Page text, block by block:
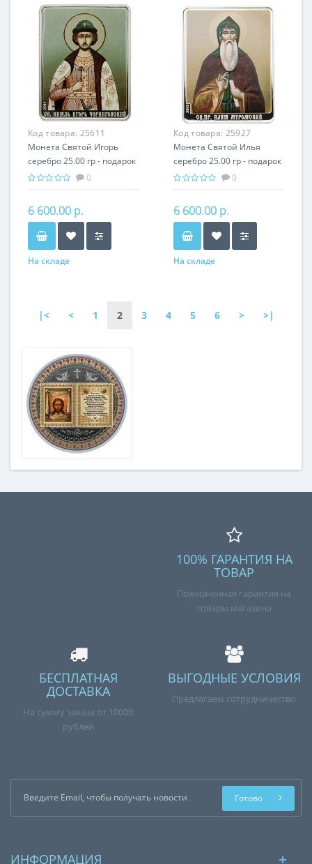
Код товара: 25611
Монета Святой Игорь
серебро 25.00 гр - подарок
икона имени0
6 600.00 р.
На складе
Код товара: 25927
Монета Святой Илья
серебро 25.00 гр - подарок
икона имени0
6 600.00 р.
На складе
|< < 1 2 3 4 5 6 > >|
100% ГАРАНТИЯ НА
ТОВАР
Пожизненная гарантия на
товары магазина
БЕСПЛАТНАЯ
ДОСТАВКА
На сумму заказа от 10000
рублей
ВЫГОДНЫЕ УСЛОВИЯ
Предлагаем сотрудничество
Готово
ИНФОРМАЦИЯ